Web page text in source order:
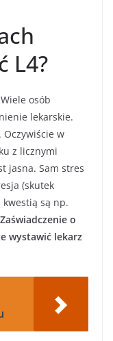
L4?
Wiele osób
lekarskie.
w
z licznymi
jasna. Sam stres
(skutek
kwestią są np.
Zaświadczenie o
wystawić lekarz